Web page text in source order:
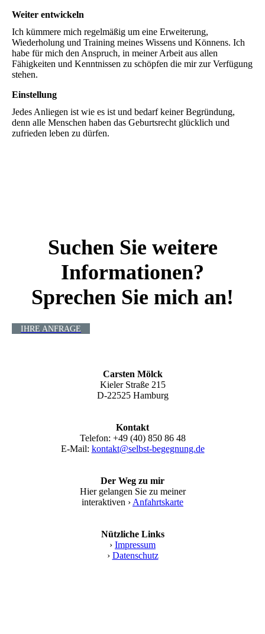
Weiter entwickeln
Ich kümmere mich regelmäßig um eine Erweiterung,
Wiederholung und Training meines Wissens und Könnens. Ich
habe für mich den Anspruch, in meiner Arbeit aus allen
Fähigkeiten und Kenntnissen zu schöpfen die mir zur Verfügung
stehen.
Einstellung
Jedes Anliegen ist wie es ist und bedarf keiner Begründung,
denn alle Menschen haben das Geburtsrecht glücklich und
zufrieden leben zu dürfen.
Suchen Sie weitere
Informationen?
Sprechen Sie mich an!
IHRE ANFRAGE
Carsten Mölck
Kieler Straße 215
D-22525 Hamburg
Kontakt
Telefon: +49 (40) 850 86 48
E-Mail: kontakt@selbst-begegnung.de
Der Weg zu mir
Hier gelangen Sie zu meiner
interaktiven › Anfahrtskarte
Nützliche Links
› Impressum
› Datenschutz